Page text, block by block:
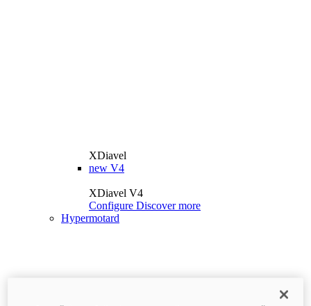
XDiavel
new V4
XDiavel V4
Configure Discover more
Hypermotard